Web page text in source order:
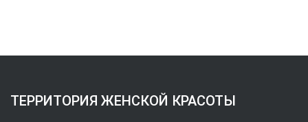
ТЕРРИТОРИЯ ЖЕНСКОЙ КРАСОТЫ